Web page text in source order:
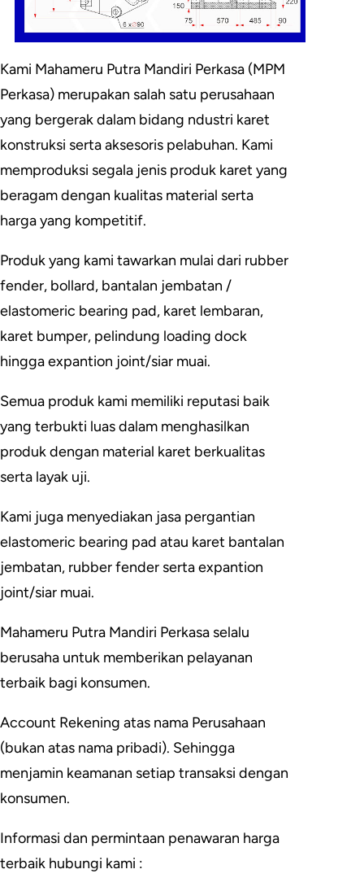
Kami Mahameru Putra Mandiri Perkasa (MPM
Perkasa) merupakan salah satu perusahaan
yang bergerak dalam bidang ndustri karet
konstruksi serta aksesoris pelabuhan. Kami
memproduksi segala jenis produk karet yang
beragam dengan kualitas material serta
harga yang kompetitif.
Produk yang kami tawarkan mulai dari rubber
fender, bollard, bantalan jembatan /
elastomeric bearing pad, karet lembaran,
karet bumper, pelindung loading dock
hingga expantion joint/siar muai.
Semua produk kami memiliki reputasi baik
yang terbukti luas dalam menghasilkan
produk dengan material karet berkualitas
serta layak uji.
Kami juga menyediakan jasa pergantian
elastomeric bearing pad atau karet bantalan
jembatan, rubber fender serta expantion
joint/siar muai.
Mahameru Putra Mandiri Perkasa selalu
berusaha untuk memberikan pelayanan
terbaik bagi konsumen.
Account Rekening atas nama Perusahaan
(bukan atas nama pribadi). Sehingga
menjamin keamanan setiap transaksi dengan
konsumen.
Informasi dan permintaan penawaran harga
terbaik hubungi kami :